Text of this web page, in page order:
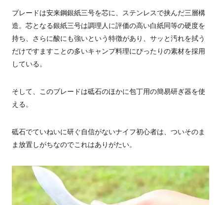
ブレードは安来鋼銀紙三号を芯に、ステンレスで挟んだ三層構
造。芯となる銀紙三号は調理人に評価の高い白紙同等の硬度を
持ち、さらに酸にも強いという特徴があり、サッと汚れを拭う
だけですますことの多いキャンプ料理にぴったりの素材を採用
している。
そして、このブレードは砥石のほかに包丁用の簡易研ぎ器を使
える。
砥石でていねいに研ぐ自信がないナイフ初心者は、ついそのま
ま放置しがちなのでこれはありがたい。